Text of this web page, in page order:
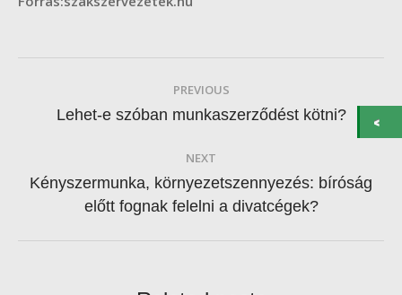
navigation
PREVIOUS
Previous
Lehet-e szóban munkaszerződést kötni?
NEXT
Next
post:
Kényszermunka, környezetszennyezés: bíróság
előtt fognak felelni a divatcégek?